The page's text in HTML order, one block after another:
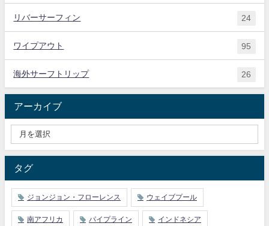
リバーサーフィン 24
ワイプアウト 95
海外サーフトリップ 26
アーカイブ
タグ
ジョンジョン・フローレンス ウェイブプール
南アフリカ パイプライン インドネシア